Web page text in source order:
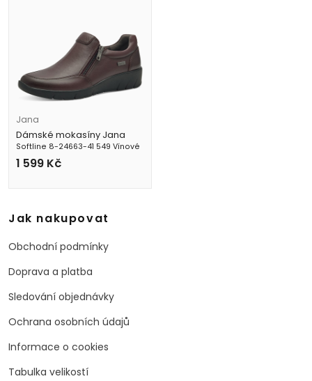
Jana
Dámské mokasíny Jana
Softline 8-24663-41 549 Vínové
1 599 Kč
Jak nakupovat
Obchodní podmínky
Doprava a platba
Sledování objednávky
Ochrana osobních údajů
Informace o cookies
Tabulka velikostí